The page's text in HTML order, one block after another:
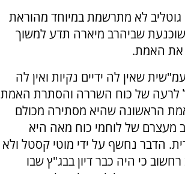
לא מתרשמת במיוחד מהוראת
שביהרב מיארה תדע למשוך
את האמת.
שאין לה ידיים נקיות ואין לה
לרעה של כוח השררה והסתרת האמת
הראשונה שהיא מסתירה מכולם
מעצרם של לוחמי כוח מאה היא
הדבר נחשף על ידי מוטי קסטל ולא
כי היה כבר דיון בבג"ץ שבו